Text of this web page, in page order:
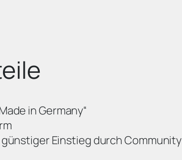
in Germany“
Einstieg durch Community